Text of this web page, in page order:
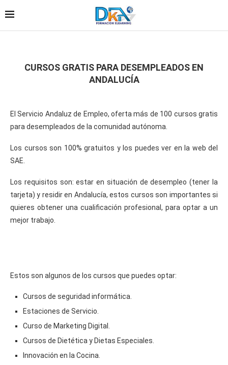
CURSOS GRATIS PARA DESEMPLEADOS EN
ANDALUCÍA
El Servicio Andaluz de Empleo, oferta más de 100 cursos gratis
para desempleados de la comunidad autónoma.
Los cursos son 100% gratuitos y los puedes ver en la web del
SAE.
Los requisitos son: estar en situación de desempleo (tener la
tarjeta) y residir en Andalucía, estos cursos son importantes si
quieres obtener una cualificación profesional, para optar a un
mejor trabajo.
Estos son algunos de los cursos que puedes optar:
Cursos de seguridad informática.
Estaciones de Servicio.
Curso de Marketing Digital.
Cursos de Dietética y Dietas Especiales.
Innovación en la Cocina.